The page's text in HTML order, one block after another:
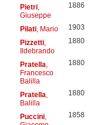
Pietri,
Giuseppe
1886
Pilati, Mario 1903
Pizzetti,
Ildebrando
1880
Pratella
Francesco
Balilla
1880
Pratella
Balilla
1880
Puccini,
1858